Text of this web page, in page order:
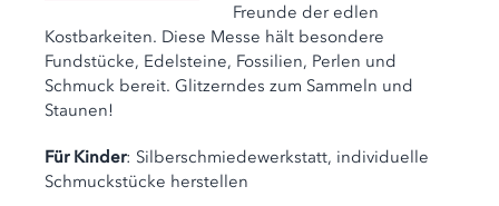
Freunde der edlen
Kostbarkeiten. Diese Messe hält besondere
Fundstücke, Edelsteine, Fossilien, Perlen und
Schmuck bereit. Glitzerndes zum Sammeln und
Staunen!
Für Kinder: Silberschmiedewerkstatt, individuelle
Schmuckstücke herstellen